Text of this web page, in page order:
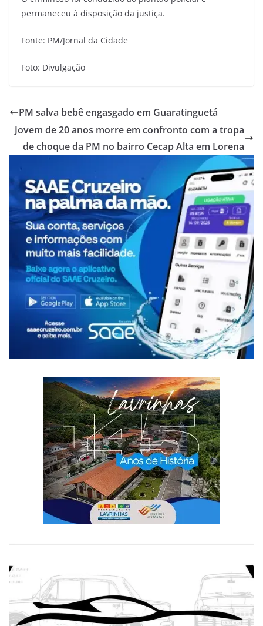
permaneceu à disposição da justiça.
Fonte: PM/Jornal da Cidade
Foto: Divulgação
PM salva bebê engasgado em Guaratinguetá
Jovem de 20 anos morre em confronto com a tropa
de choque da PM no bairro Cecap Alta em Lorena